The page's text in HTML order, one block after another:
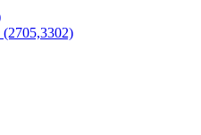
(2705,3302)